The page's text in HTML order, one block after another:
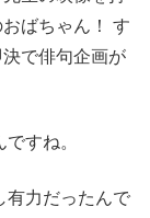
ばちゃん！ す
で俳句企画が
すね。
力だったんで